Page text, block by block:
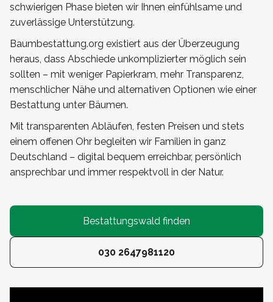
schwierigen Phase bieten wir Ihnen einfühlsame und
zuverlässige Unterstützung.
Baumbestattung.org existiert aus der Überzeugung
heraus, dass Abschiede unkomplizierter möglich sein
sollten – mit weniger Papierkram, mehr Transparenz,
menschlicher Nähe und alternativen Optionen wie einer
Bestattung unter Bäumen.
Mit transparenten Abläufen, festen Preisen und stets
einem offenen Ohr begleiten wir Familien in ganz
Deutschland – digital bequem erreichbar, persönlich
ansprechbar und immer respektvoll in der Natur.
Bestattungswald finden
030 2647981120